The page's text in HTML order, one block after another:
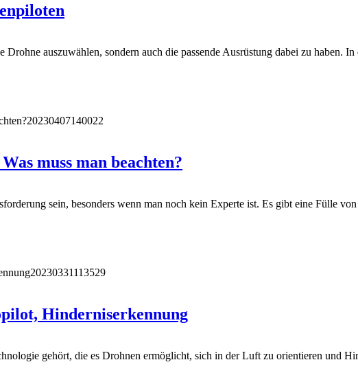
auszuwählen, sondern auch die passende Ausrüstung dabei zu haben. In
20230407140022
muss man beachten?
sein, besonders wenn man noch kein Experte ist. Es gibt eine Fülle
20230331113529
Hinderniserkennung
gehört, die es Drohnen ermöglicht, sich in der Luft zu orientieren und